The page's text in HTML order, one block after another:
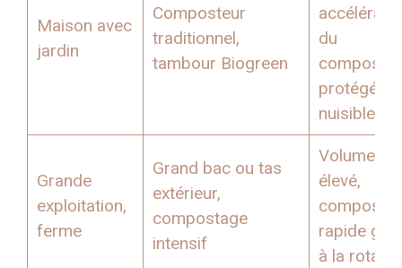
Maison avec
jardin
Composteur
traditionnel,
tambour Biogreen
du
protégé
nuisibles
Grande
exploitation,
ferme
Grand bac ou tas
extérieur,
compostage
intensif
Volume
élevé,
rapide
à la